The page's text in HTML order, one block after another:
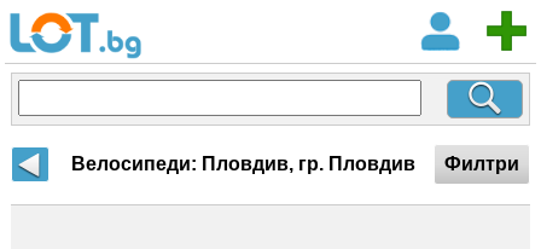
Велосипеди: Пловдив, гр. Пловдив Филтри